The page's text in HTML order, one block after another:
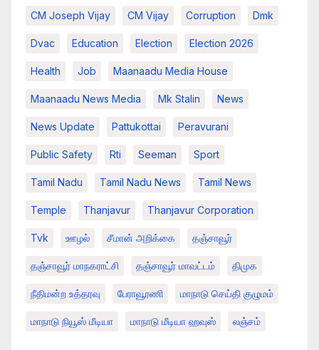
CM Joseph Vijay CM Vijay Corruption Dmk
Dvac Education Election Election 2026
Health Job Maanaadu Media House
Maanaadu News Media Mk Stalin News
News Update Pattukottai Peravurani
Public Safety Rti Seeman Sport
Tamil Nadu Tamil Nadu News Tamil News
Temple Thanjavur Thanjavur Corporation
Tvk ஊழல் சீமான் அறிக்கை தஞ்சாவூர்
தஞ்சாவூர் மாநகராட்சி தஞ்சாவூர் மாவட்டம் திமுக
நீதிமன்ற உத்தரவு பேராவூரணி மாநாடு செய்தி குழுமம்
மாநாடு நியூஸ் மீடியா மாநாடு மீடியா ஹவுஸ் லஞ்சம்